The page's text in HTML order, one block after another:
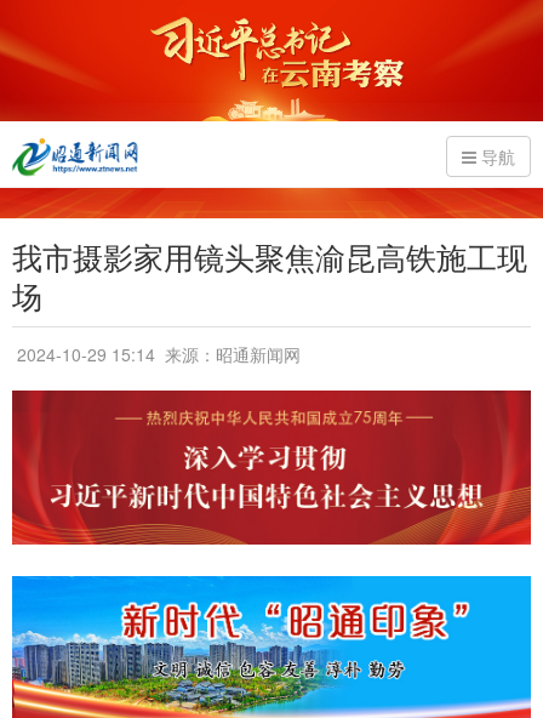
导航
我市摄影家用镜头聚焦渝昆高铁施工现
场
2024-10-29 15:14 来源：昭通新闻网